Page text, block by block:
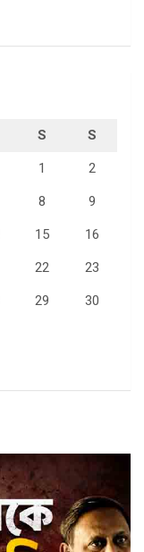
S S
1 2
8 9
15 16
22 23
29 30